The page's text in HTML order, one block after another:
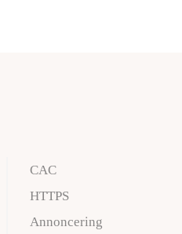
CAC
HTTPS
Annoncering